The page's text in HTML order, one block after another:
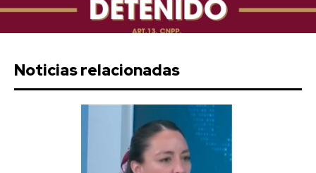
Noticias relacionadas